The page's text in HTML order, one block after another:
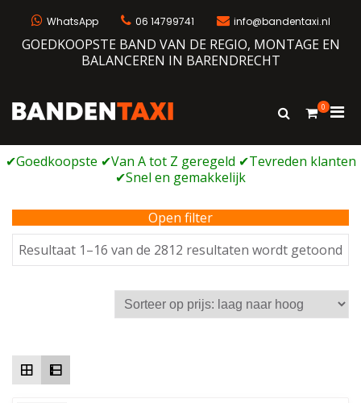
WhatsApp 06 14799741 info@bandentaxi.nl
GOEDKOOPSTE BAND VAN DE REGIO, MONTAGE EN
BALANCEREN IN BARENDRECHT
Bandengarage met eigen webshop
Toon
0
voor
Open filter
Resultaat 1–16 van de 2812 resultaten wordt getoond
op